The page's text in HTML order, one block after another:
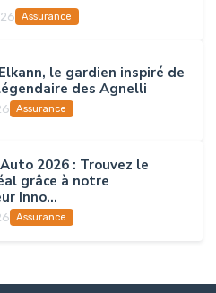
Assurance
le gardien inspiré de
des Agnelli
Assurance
2026 : Trouvez le
grâce à notre
Inno...
Assurance